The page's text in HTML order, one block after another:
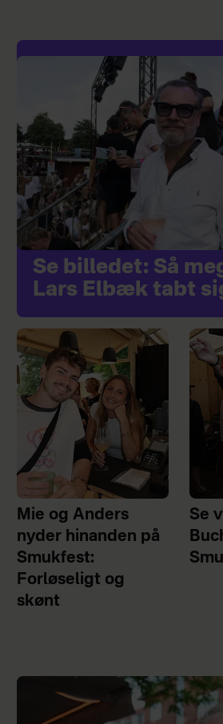
Se billedet: Så
Lars Elbæk tabt
Mie og Anders
nyder hinanden på
Smukfest:
Forløseligt og
skønt
Se